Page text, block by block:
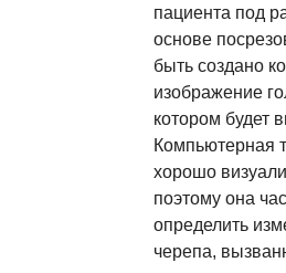
пациента под
основе
быть создано
изображение
котором будет
Компьютерная
хорошо
поэтому она
определить
черепа,